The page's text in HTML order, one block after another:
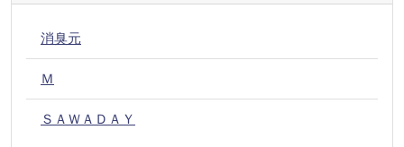
消臭元
Ｍ
ＳＡＷＡＤＡＹ